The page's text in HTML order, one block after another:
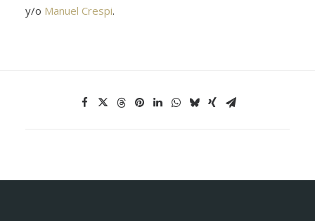
y/o Manuel Crespi.